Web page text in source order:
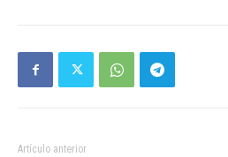
Artículo anterior